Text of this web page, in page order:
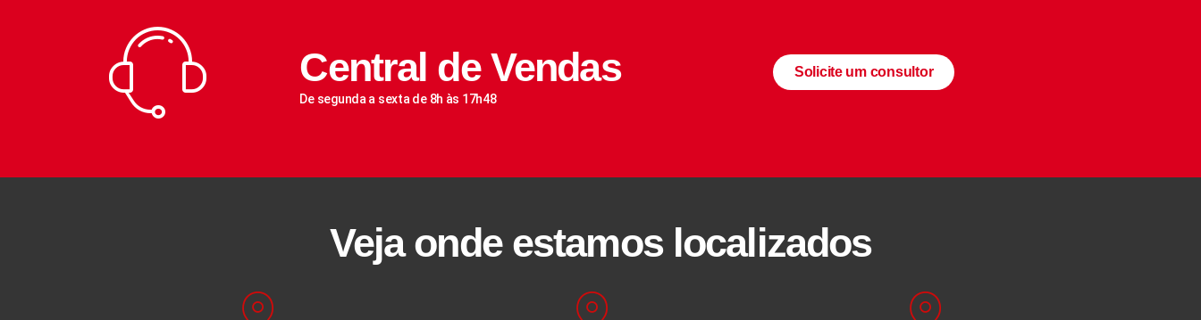
Central de Vendas
De segunda a sexta de 8h às 17h48
Solicite um consultor
Veja onde estamos localizados